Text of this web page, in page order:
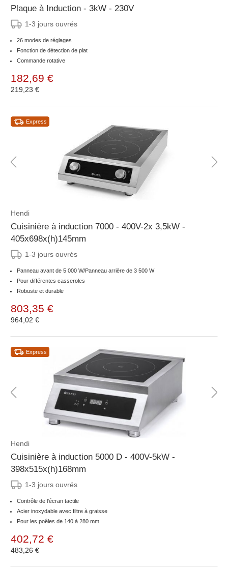
Plaque à Induction - 3kW - 230V
1-3 jours ouvrés
26 modes de réglages
Fonction de détection de plat
Commande rotative
182,69 €
219,23 €
Express
Hendi
Cuisinière à induction 7000 - 400V-2x 3,5kW -
405x698x(h)145mm
1-3 jours ouvrés
Panneau avant de 5 000 W/Panneau arrière de 3 500 W
Pour différentes casseroles
Robuste et durable
803,35 €
964,02 €
Express
Hendi
Cuisinière à induction 5000 D - 400V-5kW -
398x515x(h)168mm
1-3 jours ouvrés
Contrôle de l'écran tactile
Acier inoxydable avec filtre à graisse
Pour les poêles de 140 à 280 mm
402,72 €
483,26 €